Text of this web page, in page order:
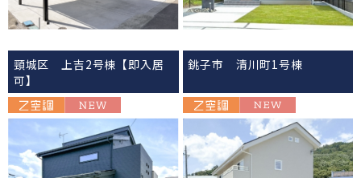
頸城区 上吉2号棟【即入居
可】
銚子市 清川町1号棟